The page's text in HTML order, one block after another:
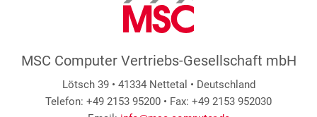
MSC Computer Vertriebs-Gesellschaft mbH
Lötsch 39 • 41334 Nettetal • Deutschland
Telefon: +49 2153 95200 • Fax: +49 2153 952030